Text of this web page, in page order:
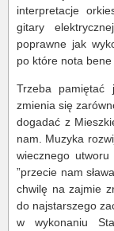
interpretacje
gitary
poprawne jak
po które nota
Trzeba pamiętać
zmienia się
dogadać z
nam. Muzyka
wiecznego utworu
”przecie nam
chwilę na zajmie
do najstarszego
w wykonaniu